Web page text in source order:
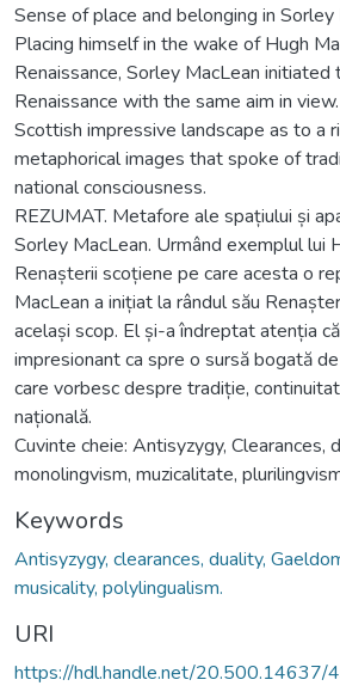
Sense of place and belonging in Sorley
Placing himself in the wake of Hugh
Renaissance, Sorley MacLean initiated
Renaissance with the same aim in
Scottish impressive landscape as to a
metaphorical images that spoke of
national consciousness.
REZUMAT. Metafore ale spațiului și
Sorley MacLean. Urmând exemplul lui
Renașterii scoțiene pe care acesta o
MacLean a inițiat la rândul său
același scop. El și-a îndreptat atenția
impresionant ca spre o sursă bogată
care vorbesc despre tradiție,
națională.
Cuvinte cheie: Antisyzygy, Clearances,
monolingvism, muzicalitate,
Keywords
Antisyzygy, clearances, duality,
musicality, polylingualism.
URI
https://hdl.handle.net/20.500.14637/